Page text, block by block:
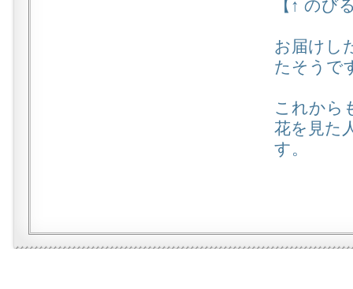
【↑ のび
お届けし
たそうで
これから
花を見た
す。